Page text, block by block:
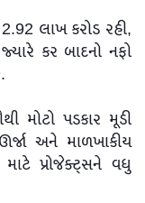
લાખ કરોડ રહી,
કર બાદનો નફો
મોટો પડકાર મૂડી
અને માળખાકીય
પ્રોજેક્ટ્સને વધુ